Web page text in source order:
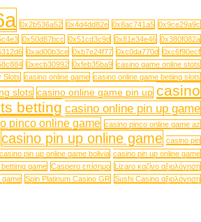
0x2b536a52 0x4d4dd82e 0x8ac741a5 0x9ce29a9c
0x50d87bcc 0x51cd3c9d 0x81e34e46 0x380f082a
0xad00b3ce 0xb7e24f77 0xc0da770d 0xc6f90ecf
0xecb30992 0xfeb35ba9 casino game online stots
Slots casino online game casino online game betiing slots
slots casino online game pin up casino
betting casino online pin up game
pinco online game casino pinco online game az
casino pin up online game casino pin
casino pin up online game bolivia casino pin up online game
game Caspero επίσημο Lizaro καζίνο αξιολόγηση
game Spin Platinum Casino GR Sushi Casino αξιολόγηση